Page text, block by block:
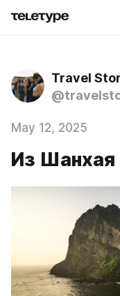
Travel
May 12, 2025
Из Шанхая